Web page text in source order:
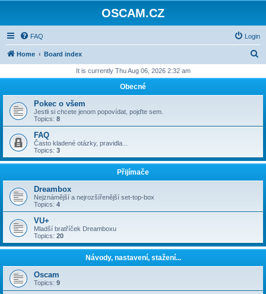
OSCAM.CZ
FAQ Login
Home Board index
r
h
It is currently Thu Aug 06, 2026 2:32 am
Obecné
Pokec o všem
Jestli si chcete jenom popovídat, pojďte sem.
Topics: 8
FAQ
Často kladené otázky, pravidla...
Topics: 3
Přijímače
Dreambox
Nejznámější a nejrozšířenější set-top-box
Topics: 4
VU+
Mladší bratříček Dreamboxu
Topics: 20
Návody, nastavení, stažení...
Oscam
Topics: 9